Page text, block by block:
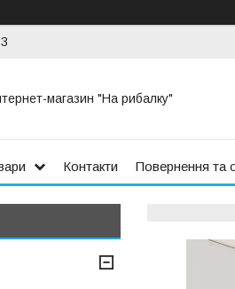
магазин "На рибалку"
Контакти Повернення та